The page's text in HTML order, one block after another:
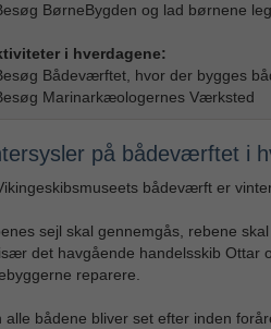
BørneBygden og lad børnene
i hverdagene:
Bådeværftet, hvor der bygges
Marinarkæologernes Værksted
på bådeværftet i
bådeværft er
sejl skal gennemgås, rebene
det havgående handelsskib Ottar
reparere.
alle bådene bliver set efter inden